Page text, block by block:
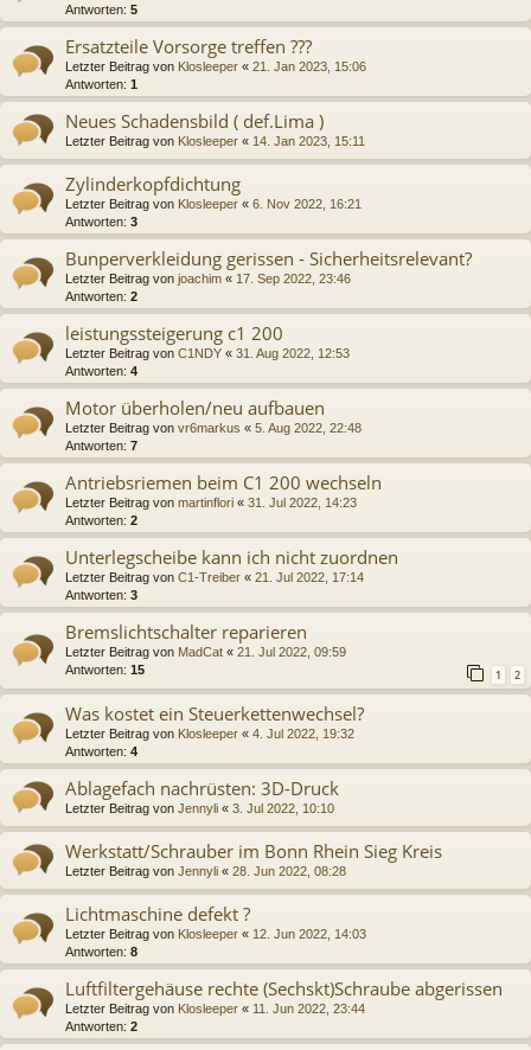
Antworten: 5
Ersatzteile Vorsorge treffen ???
Letzter Beitrag von Klosleeper « 21. Jan 2023, 15:06
Antworten: 1
Neues Schadensbild ( def.Lima )
Letzter Beitrag von Klosleeper « 14. Jan 2023, 15:11
Zylinderkopfdichtung
Letzter Beitrag von Klosleeper « 6. Nov 2022, 16:21
Antworten: 3
Bunperverkleidung gerissen - Sicherheitsrelevant?
Letzter Beitrag von joachim « 17. Sep 2022, 23:46
Antworten: 2
leistungssteigerung c1 200
Letzter Beitrag von C1NDY « 31. Aug 2022, 12:53
Antworten: 4
Motor überholen/neu aufbauen
Letzter Beitrag von vr6markus « 5. Aug 2022, 22:48
Antworten: 7
Antriebsriemen beim C1 200 wechseln
Letzter Beitrag von martinflori « 31. Jul 2022, 14:23
Antworten: 2
Unterlegscheibe kann ich nicht zuordnen
Letzter Beitrag von C1-Treiber « 21. Jul 2022, 17:14
Antworten: 3
Bremslichtschalter reparieren
Letzter Beitrag von MadCat « 21. Jul 2022, 09:59
Antworten: 15 1 2
Was kostet ein Steuerkettenwechsel?
Letzter Beitrag von Klosleeper « 4. Jul 2022, 19:32
Antworten: 4
Ablagefach nachrüsten: 3D-Druck
Letzter Beitrag von Jennyli « 3. Jul 2022, 10:10
Werkstatt/Schrauber im Bonn Rhein Sieg Kreis
Letzter Beitrag von Jennyli « 28. Jun 2022, 08:28
Lichtmaschine defekt ?
Letzter Beitrag von Klosleeper « 12. Jun 2022, 14:03
Antworten: 8
Luftfiltergehäuse rechte (Sechskt)Schraube abgerissen
Letzter Beitrag von Klosleeper « 11. Jun 2022, 23:44
Antworten: 2